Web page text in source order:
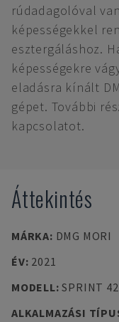
rúdadagolóval
képességekkel
esztergáláshoz.
képességekre
eladásra kínált
gépet. További
kapcsolatot.
Áttekintés
MÁRKA: DMG MORI
ÉV: 2021
MODELL:SPRINT
ALKALMAZÁSI